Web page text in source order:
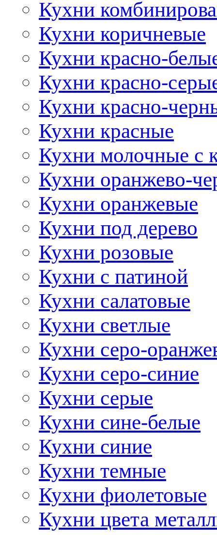
Кухни
Кухни коричневые
Кухни красно-
Кухни красно-
Кухни красно-
Кухни красные
Кухни молочные с
Кухни оранжево-
Кухни оранжевые
Кухни под дерево
Кухни розовые
Кухни с патиной
Кухни салатовые
Кухни светлые
Кухни серо-
Кухни серо-синие
Кухни серые
Кухни сине-белые
Кухни синие
Кухни темные
Кухни фиолетовые
Кухни цвета